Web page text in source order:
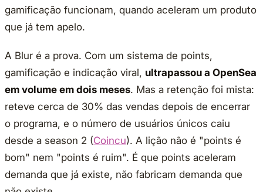
gamificação funcionam, quando aceleram um produto
que já tem apelo.
A Blur é a prova. Com um sistema de points,
gamificação e indicação viral, ultrapassou a OpenSea
em volume em dois meses. Mas a retenção foi mista:
reteve cerca de 30% das vendas depois de encerrar
o programa, e o número de usuários únicos caiu
desde a season 2 (Coincu). A lição não é "points é
bom" nem "points é ruim". É que points aceleram
demanda que já existe, não fabricam demanda que